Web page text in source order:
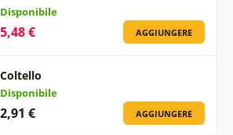
Disponibile
5,48 € AGGIUNGERE
Coltello
Disponibile
2,91 € AGGIUNGERE